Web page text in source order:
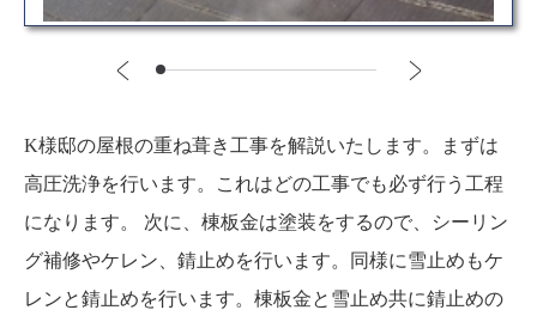
K様邸の屋根の重ね葺き工事を解説いたします。まずは
高圧洗浄を行います。これはどの工事でも必ず行う工程
になります。 次に、棟板金は塗装をするので、シーリン
グ補修やケレン、錆止めを行います。同様に雪止めもケ
レンと錆止めを行います。棟板金と雪止め共に錆止めの